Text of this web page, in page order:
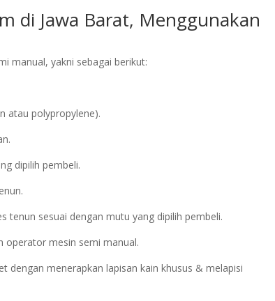
di Jawa Barat, Menggunakan
manual, yakni sebagai berikut:
atau polypropylene).
dipilih pembeli.
tenun sesuai dengan mutu yang dipilih pembeli.
operator mesin semi manual.
dengan menerapkan lapisan kain khusus & melapisi